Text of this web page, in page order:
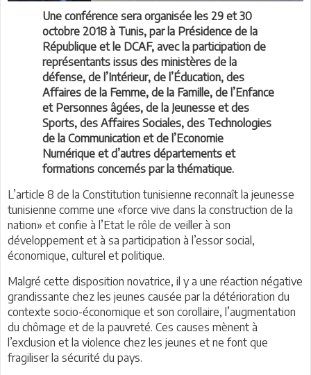
Une conférence sera organisée les 29 et 30
octobre 2018 à Tunis, par la Présidence de la
République et le DCAF, avec la participation de
représentants issus des ministères de la
défense, de l’Intérieur, de l’Éducation, des
Affaires de la Femme, de la Famille, de l’Enfance
et Personnes âgées, de la Jeunesse et des
Sports, des Affaires Sociales, des Technologies
de la Communication et de l’Economie
Numérique et d’autres départements et
formations concernés par la thématique.
L’article 8 de la Constitution tunisienne reconnaît la jeunesse
tunisienne comme une «force vive dans la construction de la
nation» et confie à l’Etat le rôle de veiller à son
développement et à sa participation à l’essor social,
économique, culturel et politique.
Malgré cette disposition novatrice, il y a une réaction négative
grandissante chez les jeunes causée par la détérioration du
contexte socio-économique et son corollaire, l’augmentation
du chômage et de la pauvreté. Ces causes mènent à
l’exclusion et la violence chez les jeunes et ne font que
fragiliser la sécurité du pays.